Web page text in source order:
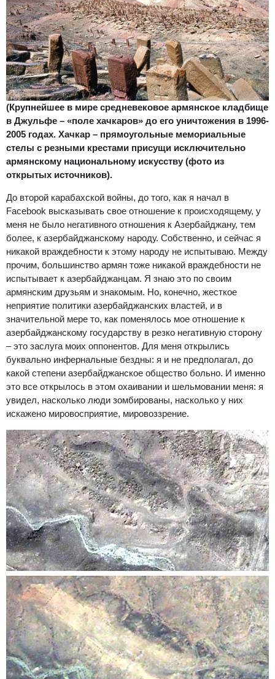
(Крупнейшее в мире средневековое армянское кладбище
в Джульфе – «поле хачкаров» до его уничтожения в 1996-
2005 годах. Хачкар – прямоугольные мемориальные
стелы с резными крестами присущи исключительно
армянскому национальному искусству (фото из
открытых источников).
До второй карабахской войны, до того, как я начал в
Facebook высказывать свое отношение к происходящему, у
меня не было негативного отношения к Азербайджану, тем
более, к азербайджанскому народу. Собственно, и сейчас я
никакой враждебности к этому народу не испытываю. Между
прочим, большинство армян тоже никакой враждебности не
испытывает к азербайджанцам. Я знаю это по своим
армянским друзьям и знакомым. Но, конечно, жесткое
неприятие политики азербайджанских властей, и в
значительной мере то, как поменялось мое отношение к
азербайджанскому государству в резко негативную сторону
– это заслуга моих оппонентов. Для меня открылись
буквально инфернальные бездны: я и не предполагал, до
какой степени азербайджанское общество больно. И именно
это все открылось в этом охаивании и шельмовании меня: я
увидел, насколько люди зомбированы, насколько у них
искажено мировосприятие, мировоззрение.